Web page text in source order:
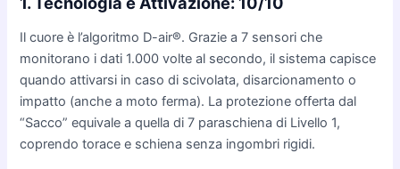
Il cuore è l’algoritmo D-air®. Grazie a 7 sensori che
monitorano i dati 1.000 volte al secondo, il sistema capisce
quando attivarsi in caso di scivolata, disarcionamento o
impatto (anche a moto ferma). La protezione offerta dal
“Sacco” equivale a quella di 7 paraschiena di Livello 1,
coprendo torace e schiena senza ingombri rigidi.